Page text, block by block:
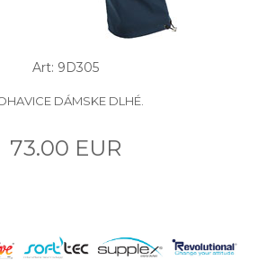
Art: 9D305
DÁMSKE DLHÉ.
73.00 EUR